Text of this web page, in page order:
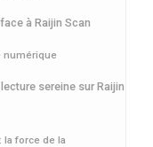
à Raijin Scan
numérique
sereine sur Raijin
la force de la